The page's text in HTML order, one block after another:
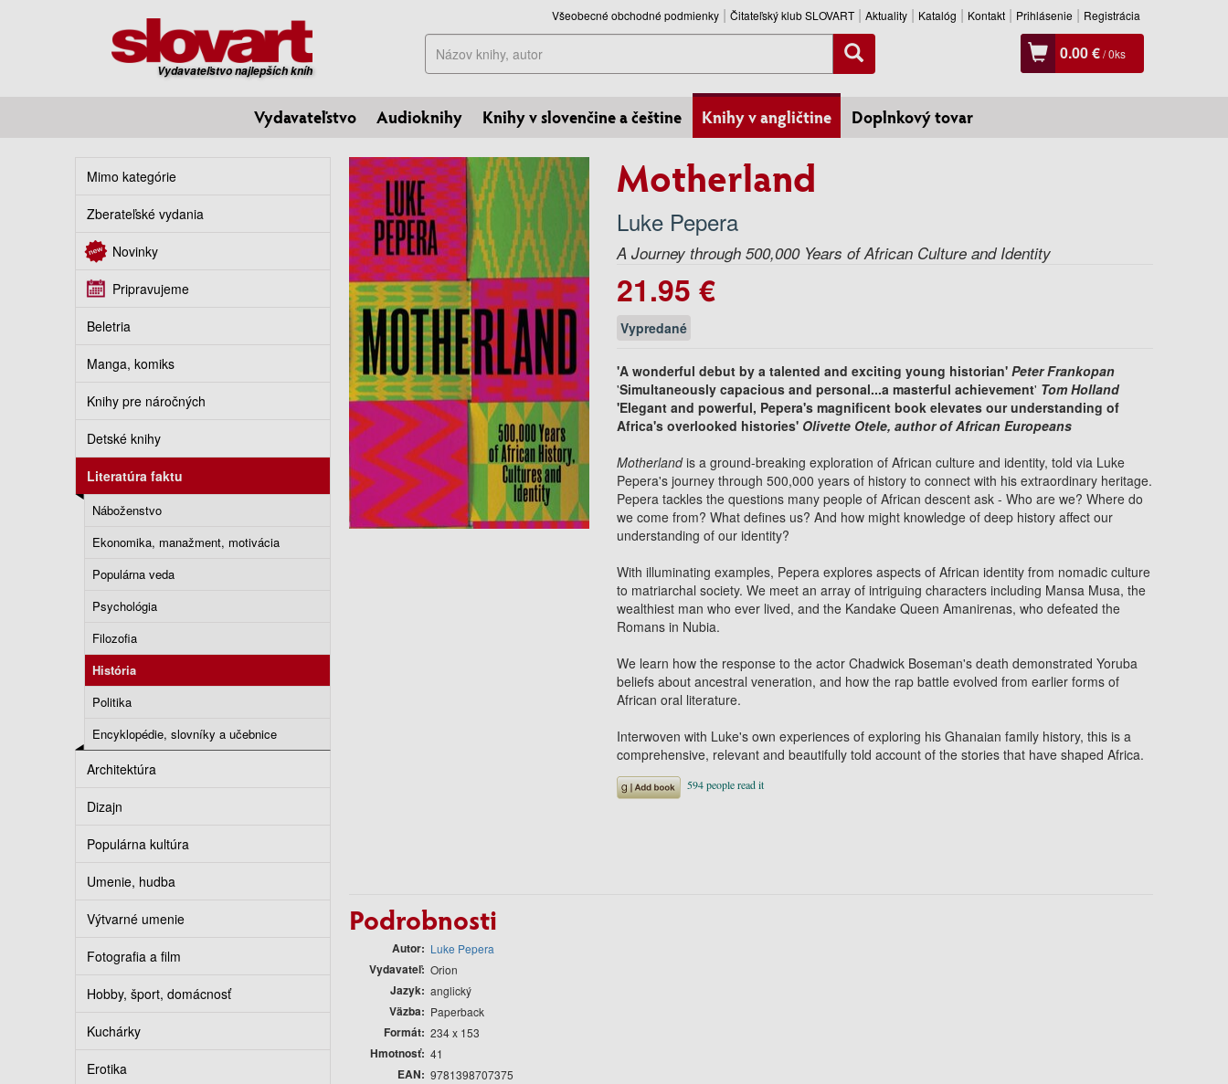
Vydavateľstvo najlepších kníh
Všeobecné obchodné podmienky Čitateľský klub SLOVART Aktuality Katalóg Kontakt Prihlásenie Registrácia
Hľadať 0.00 €/0ks
Vydavateľstvo Audioknihy Knihy v slovenčine a češtine Knihy v angličtine Doplnkový tovar
Mimo kategórie
Zberateľské vydania
Novinky
Pripravujeme
Beletria
Manga, komiks
Knihy pre náročných
Detské knihy
Literatúra faktu
Náboženstvo
Ekonomika, manažment, motivácia
Populárna veda
Psychológia
Filozofia
História
Politika
Encyklopédie, slovníky a učebnice
Architektúra
Dizajn
Populárna kultúra
Umenie, hudba
Výtvarné umenie
Fotografia a film
Hobby, šport, domácnosť
Kuchárky
Erotika
Motherland
Luke Pepera
A Journey through 500,000 Years of African Culture and Identity
21.95 €
Vypredané
'A wonderful debut by a talented and exciting young historian'Peter Frankopan
'Simultaneously capacious and personal...a masterful achievement' Tom Holland
'Elegant and powerful, Pepera's magnificent book elevates our understanding of
Africa's overlooked histories' Olivette Otele, author of African Europeans
Motherlandis a ground-breaking exploration of African culture and identity, told via Luke
Pepera's journey through 500,000 years of history to connect with his extraordinary heritage.
Pepera tackles the questions many people of African descent ask - Who are we? Where do
we come from? What defines us? And how might knowledge of deep history affect our
understanding of our identity?
With illuminating examples, Pepera explores aspects of African identity from nomadic culture
to matriarchal society. We meet an array of intriguing characters including Mansa Musa, the
wealthiest man who ever lived, and the Kandake Queen Amanirenas, who defeated the
Romans in Nubia.
We learn how the response to the actor Chadwick Boseman's death demonstrated Yoruba
beliefs about ancestral veneration, and how the rap battle evolved from earlier forms of
African oral literature.
Interwoven with Luke's own experiences of exploring his Ghanaian family history, this is a
comprehensive, relevant and beautifully told account of the stories that have shaped Africa.
Podrobnosti
Autor Luke Pepera
Vydavateľ Orion
Jazyk anglický
Väzba Paperback
Formát 234 x 153
Hmotnosť 41
EAN 9781398707375